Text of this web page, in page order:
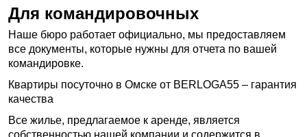
Для командировочных
Наше бюро работает официально, мы предоставляем
все документы, которые нужны для отчета по вашей
командировке.
Квартиры посуточно в Омске от BERLOGA55 – гарантия
качества
Все жилье, предлагаемое к аренде, является
собственностью нашей компании и содержится в